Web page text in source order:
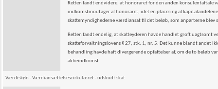
Retten fandt endvidere, at honoraret for den anden konsulentaftale
indkomstmodtager af honoraret, idet en placering af
skattemyndighederne værdiansat til det beløb, som anparterne
Retten fandt endelig, at skatteyderen havde handlet groft uagtsomt
skatteforvaltningslovens § 27, stk. 1, nr. 5. Det kunne blandt andet
behandling havde haft divergerende opfattelser af, om de to beløb
aktieindkomst.
Værdiskøn - Værdiansættelsescirkulæret - udskudt skat